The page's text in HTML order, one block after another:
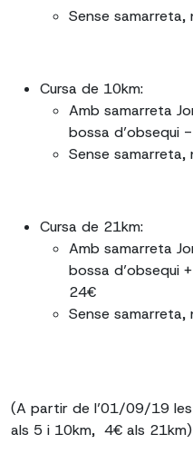
Sense
Cursa de 10km:
Amb samarreta
bossa d’obsequi
Sense
Cursa de 21km:
Amb samarreta
bossa d’obsequi
24€
Sense
(A partir de l’01/09/19
als 5 i 10km, 4€ als 21km)